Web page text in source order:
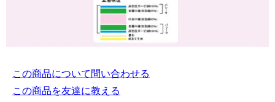
この商品について問い合わせる
この商品を友達に教える